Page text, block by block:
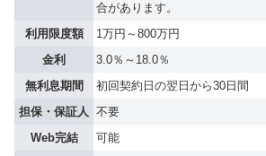
合があります。
利用限度額
1万円～800万円
金利
3.0％～18.0％
無利息期間
初回契約日の翌日から30日間
担保・保証人 不要
Web完結
可能